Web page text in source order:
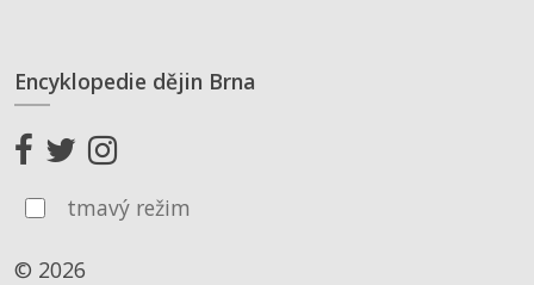
Encyklopedie dějin Brna
tmavý režim
© 2026